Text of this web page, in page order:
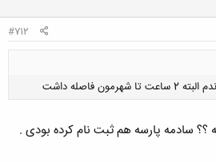
#712
فاصله داشت
؟؟ سادمه پارسه هم ثبت نام کرده بودی .